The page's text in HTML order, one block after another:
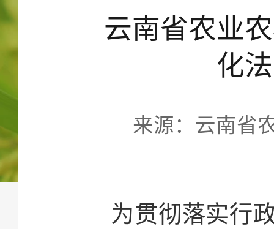
云南省农业
化
来源：云南省
为贯彻落实行